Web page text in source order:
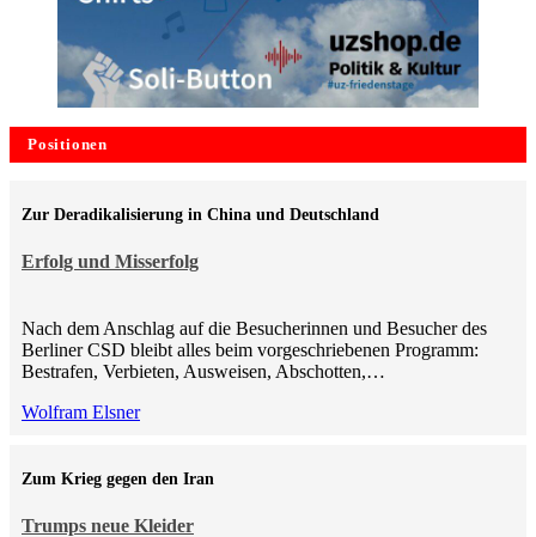
Positionen
Erfolg und Misserfolg
Zur Deradikalisierung in China und Deutschland
Nach dem Anschlag auf die Besucherinnen und Besucher des
Berliner CSD bleibt alles beim vorgeschriebenen Programm:
Bestrafen, Verbieten, Ausweisen, Abschotten,…
Wolfram Elsner
Trumps neue Kleider
Zum Krieg gegen den Iran